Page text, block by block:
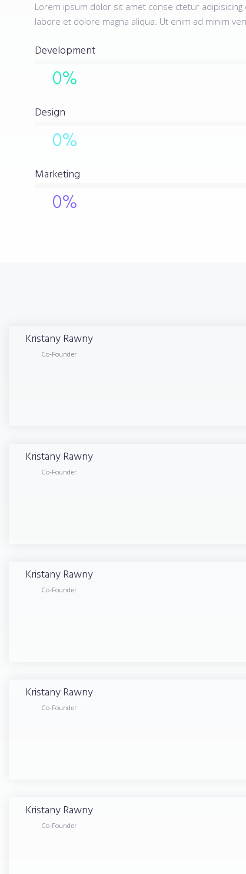
Lorem ipsum dolor sit amet conse ctetur
labore et dolore magna aliqua. Ut enim ad minim
Development
0%
Design
0%
Marketing
0%
KristanyRawny
Co-Founder
KristanyRawny
Co-Founder
KristanyRawny
Co-Founder
KristanyRawny
Co-Founder
KristanyRawny
Co-Founder